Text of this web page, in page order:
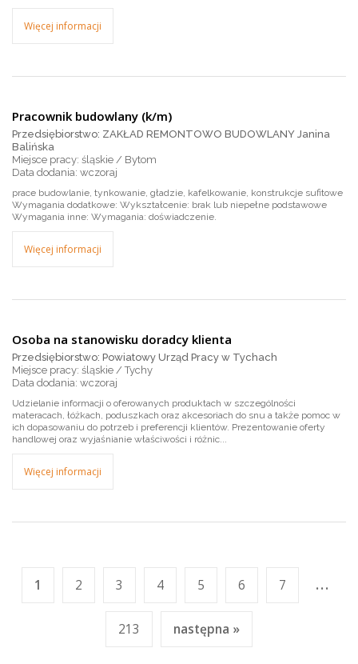
Więcej informacji
Pracownik budowlany (k/m)
Przedsiębiorstwo: ZAKŁAD REMONTOWO BUDOWLANY Janina
Balińska
Miejsce pracy: śląskie / Bytom
wczoraj
prace budowlanie, tynkowanie, gładzie, kafelkowanie, konstrukcje sufitowe
Wymagania dodatkowe: Wykształcenie: brak lub niepełne podstawowe
Wymagania inne: Wymagania: doświadczenie.
Więcej informacji
Osoba na stanowisku doradcy klienta
Przedsiębiorstwo: Powiatowy Urząd Pracy w Tychach
Miejsce pracy: śląskie / Tychy
wczoraj
Udzielanie informacji o oferowanych produktach w szczególności
materacach, łóżkach, poduszkach oraz akcesoriach do snu a także pomoc w
ich dopasowaniu do potrzeb i preferencji klientów. Prezentowanie oferty
handlowej oraz wyjaśnianie właściwości i różnic...
Więcej informacji
1 2 3 4 5 6 7 ...
213 następna »